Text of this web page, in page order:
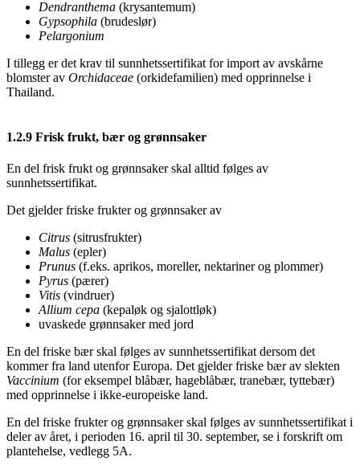
Dendranthema (krysantemum)
Gypsophila (brudeslør)
Pelargonium
I tillegg er det krav til sunnhetssertifikat for import av avskårne
blomster av Orchidaceae (orkidefamilien) med opprinnelse i
Thailand.
1.2.9 Frisk frukt, bær og grønnsaker
En del frisk frukt og grønnsaker skal alltid følges av
sunnhetssertifikat.
Det gjelder friske frukter og grønnsaker av
Citrus (sitrusfrukter)
Malus (epler)
Prunus (f.eks. aprikos, moreller, nektariner og plommer)
Pyrus (pærer)
Vitis (vindruer)
Allium cepa (kepaløk og sjalottløk)
uvaskede grønnsaker med jord
En del friske bær skal følges av sunnhetssertifikat dersom det
kommer fra land utenfor Europa. Det gjelder friske bær av slekten
Vaccinium (for eksempel blåbær, hageblåbær, tranebær, tyttebær)
med opprinnelse i ikke-europeiske land.
En del friske frukter og grønnsaker skal følges av sunnhetssertifikat i
deler av året, i perioden 16. april til 30. september, se i forskrift om
plantehelse, vedlegg 5A.